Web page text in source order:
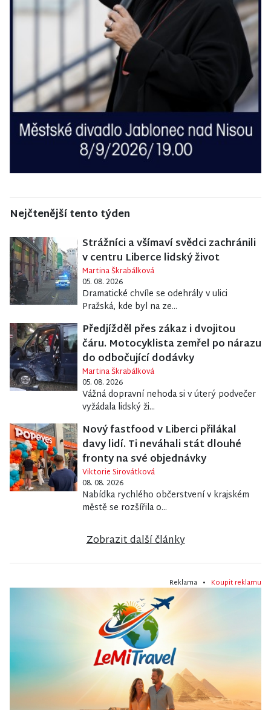
Nejčtenější tento týden
Strážníci a všímaví svědci zachránili
v centru Liberce lidský život
Martina Škrabálková
05. 08. 2026
Dramatické chvíle se odehrály v ulici
Pražská, kde byl na ze...
Předjížděl přes zákaz i dvojitou
čáru. Motocyklista zemřel po nárazu
do odbočující dodávky
Martina Škrabálková
05. 08. 2026
Vážná dopravní nehoda si v úterý podvečer
vyžádala lidský ži...
Nový fastfood v Liberci přilákal
davy lidí. Ti neváhali stát dlouhé
fronty na své objednávky
Viktorie Sirovátková
08. 08. 2026
Nabídka rychlého občerstvení v krajském
městě se rozšířila o...
Zobrazit další články
Reklama • Koupit reklamu